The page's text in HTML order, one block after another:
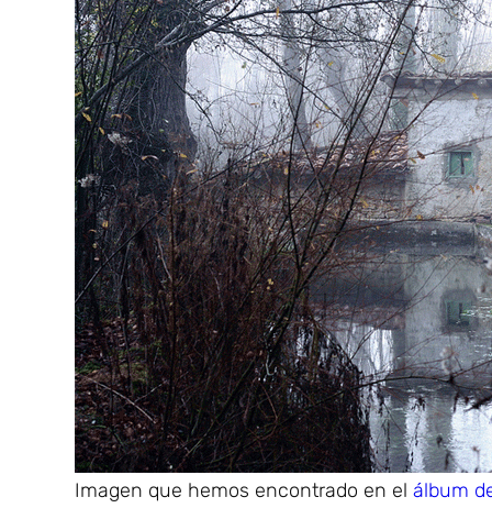
Imagen que hemos encontrado en el álbum